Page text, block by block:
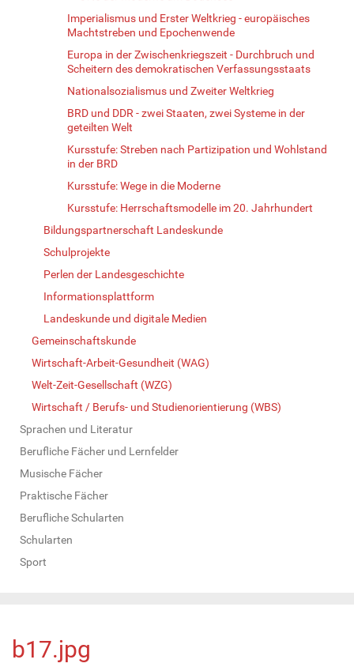
Imperialismus und Erster Weltkrieg - europäisches
Machtstreben und Epochenwende
Europa in der Zwischenkriegszeit - Durchbruch und
Scheitern des demokratischen Verfassungsstaats
Nationalsozialismus und Zweiter Weltkrieg
BRD und DDR - zwei Staaten, zwei Systeme in der
geteilten Welt
Kursstufe: Streben nach Partizipation und Wohlstand
in der BRD
Kursstufe: Wege in die Moderne
Kursstufe: Herrschaftsmodelle im 20. Jahrhundert
Bildungspartnerschaft Landeskunde
Schulprojekte
Perlen der Landesgeschichte
Informationsplattform
Landeskunde und digitale Medien
Gemeinschaftskunde
Wirtschaft-Arbeit-Gesundheit (WAG)
Welt-Zeit-Gesellschaft (WZG)
Wirtschaft / Berufs- und Studienorientierung (WBS)
Sprachen und Literatur
Berufliche Fächer und Lernfelder
Musische Fächer
Praktische Fächer
Berufliche Schularten
Schularten
Sport
b17.jpg